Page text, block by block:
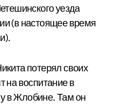
уезда
(в настоящее время
потерял своих
на воспитание в
в Жлобине. Там он